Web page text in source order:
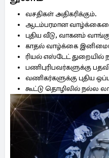
வசதிகள் அதிகரிக்கும்.
ஆடம்பரமான
புதிய வீடு, வாகனம்
காதல் வாழ்க்கை
ரியல் எஸ்டேட் துறையில்
பணிபுரிபவர்களுக்கு
வணிகர்களுக்கு புதிய
கூட்டு தொழிலில் நல்ல